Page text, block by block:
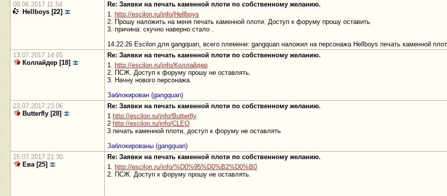
09.06.2017 11:54
Hellboys [22]
Re: Заявки на печать каменной плоти по собственному желанию.
1. http://escilon.ru/info/Hellboys
2. Прошу наложить на меня печать каменной плоти. Доступ к форуму прошу оставить
3. причина: скучно наверно стало .
14:22:26 Escilon для gangquan, всего племени: gangquan наложил на персонажа Hellboys печать каменной
13.07.2017 14:05
Коллайдер [18]
Re: Заявки на печать каменной плоти по собственному желанию.
1. http://escilon.ru/info/Коллайдер
2. ПСЖ. Доступ к форуму прошу не оставлять.
3. Начну нового персонажа.
Заблокирован (gangquan)
23.07.2017 23:06
Butterfly [28]
Re: Заявки на печать каменной плоти по собственному желанию.
1 http://escilon.ru/info/Butterfly
2 http://escilon.ru/info/CLEO
3 печать каменной плоти, доступ к форуму не оставлять
Заблокированы (gangquan)
25.07.2017 21:30
Ева [25]
Re: Заявки на печать каменной плоти по собственному желанию.
1. http://escilon.ru/info/%D0%95%D0%B2%D0%B0
2. ПСЖ. Доступ к форуму прошу не оставлять.